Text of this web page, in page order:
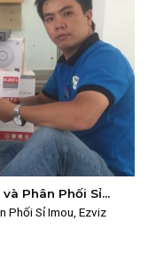
và Phân Phối Sỉ
Phối Sỉ Imou, Ezviz